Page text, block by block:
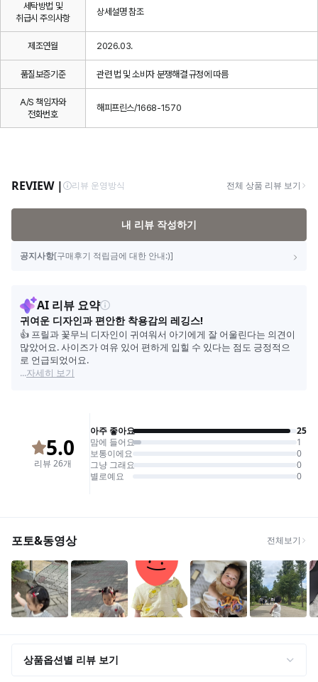
세탁방법 및
취급시 주의사항
상세설명 참조
제조연월 2026.03.
품질보증기준 관련 법 및 소비자 분쟁해결 규정에 따름
A/S 책임자와
전화번호
해피프린스/1668-1570